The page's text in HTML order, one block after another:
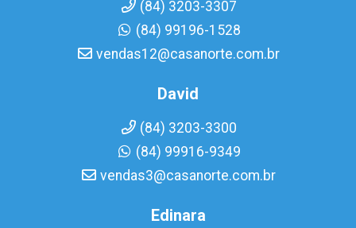
(84) 3203-3307
(84) 99196-1528
vendas12@casanorte.com.br
David
(84) 3203-3300
(84) 99916-9349
vendas3@casanorte.com.br
Edinara